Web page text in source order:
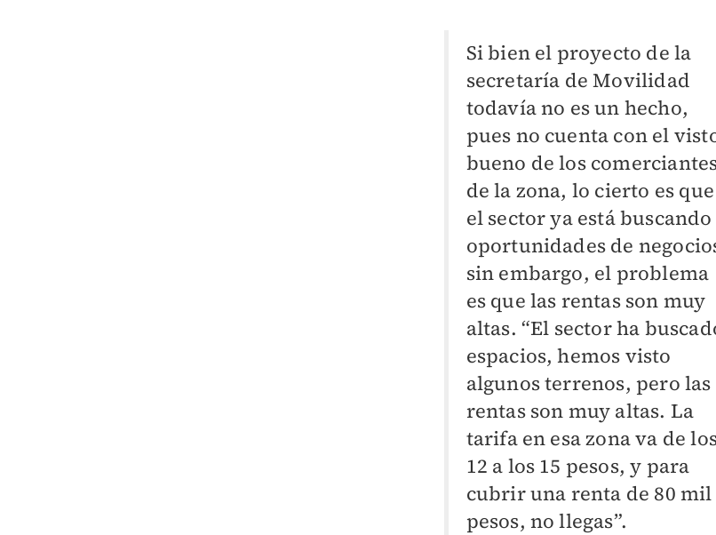
Si bien el proyecto de la
secretaría de Movilidad
todavía no es un hecho,
pues no cuenta con el
bueno de los
de la zona, lo cierto es que
el sector ya está buscando
oportunidades de
sin embargo, el problema
es que las rentas son muy
altas. “El sector ha
espacios, hemos visto
algunos terrenos, pero las
rentas son muy altas. La
tarifa en esa zona va de
12 a los 15 pesos, y para
cubrir una renta de 80 mil
pesos, no llegas”.